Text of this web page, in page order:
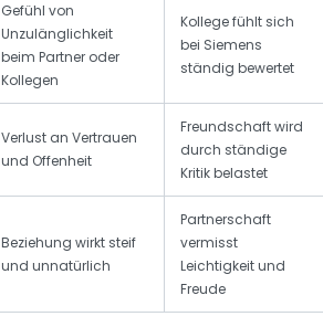
Gefühl von
Unzulänglichkeit
beim Partner oder
Kollegen
Kollege fühlt sich
bei Siemens
ständig bewertet
Verlust an Vertrauen
und Offenheit
Freundschaft wird
durch ständige
Kritik belastet
Beziehung wirkt steif
und unnatürlich
Partnerschaft
vermisst
Leichtigkeit und
Freude